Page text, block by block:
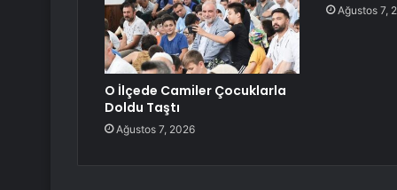
O İlçede Camiler Çocuklarla
Doldu Taştı
Ağustos 7, 2026
Ağustos 7,